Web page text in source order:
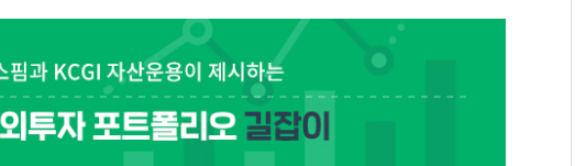
남동발전, 해남군에 국내 최대 규모 400MW 태양
[인도증시] 중동 불안 속 유가 상승에 소폭 하락...금
황희 '폐버스 청년주택' SNS 글 역풍에 "정부정책 아
폭염 누그러지고 가뭄 숙지나...경북동해안권 8~9일
사우디·튀르키예·파키스탄, '공동방위협정' 체결…